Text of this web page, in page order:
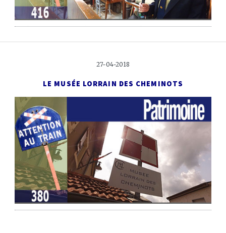
27-04-2018
LE MUSÉE LORRAIN DES CHEMINOTS